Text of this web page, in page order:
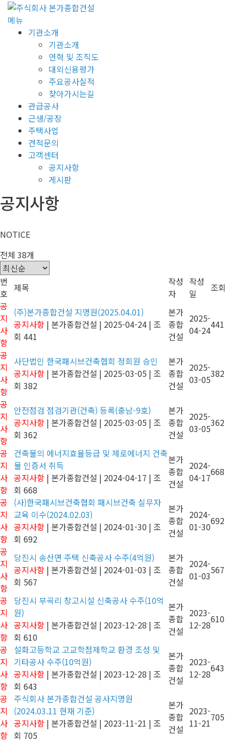
메뉴
기관소개
기관소개
연혁 및 조직도
대외신용평가
주요공사실적
찾아가시는길
관급공사
근생/공장
주택사업
견적문의
고객센터
공지사항
게시판
공지사항
NOTICE
전체 38개
번
호 제목
작성
자
작성
일
조회
공
지
사
항
(주)본가종합건설 지명원(2025.04.01)
공지사항 | 본가종합건설 | 2025-04-24 | 조
회 441
본가
종합
건설
2025-
04-24441
공
지
사
항
사단법인 한국패시브건축협회 정회원 승인
공지사항 | 본가종합건설 | 2025-03-05 | 조
회 382
본가
종합
건설
2025-
03-05382
공
지
사
항
안전점검 점검기관(건축) 등록(충남-9호)
공지사항 | 본가종합건설 | 2025-03-05 | 조
회 362
본가
종합
건설
2025-
03-05362
공
지
사
항
건축물의 에너지효율등급 및 제로에너지 건축
물 인증서 취득
공지사항 | 본가종합건설 | 2024-04-17 | 조
회 668
본가
종합
건설
2024-
04-17668
공
지
사
항
(사)한국패시브건축협회 패시브건축 실무자
교육 이수(2024.02.03)
공지사항 | 본가종합건설 | 2024-01-30 | 조
회 692
본가
종합
건설
2024-
01-30692
공
지
사
항
당진시 송산면 주택 신축공사 수주(4억원)
공지사항 | 본가종합건설 | 2024-01-03 | 조
회 567
본가
종합
건설
2024-
01-03567
공
지
사
항
당진시 부곡리 창고시설 신축공사 수주(10억
원)
공지사항 | 본가종합건설 | 2023-12-28 | 조
회 610
본가
종합
건설
2023-
12-28610
공
지
사
항
설화고등학교 고교학점제학교 환경 조성 및
기타공사 수주(10억원)
공지사항 | 본가종합건설 | 2023-12-28 | 조
회 643
본가
종합
건설
2023-
12-28643
공
지
사
항
주식회사 본가종합건설 공사지명원
(2024.03.11 현재 기준)
공지사항 | 본가종합건설 | 2023-11-21 | 조
회 705
본가
종합
건설
2023-
11-21705